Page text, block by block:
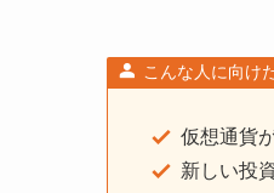
こんな人に向け
仮想通貨
新しい投